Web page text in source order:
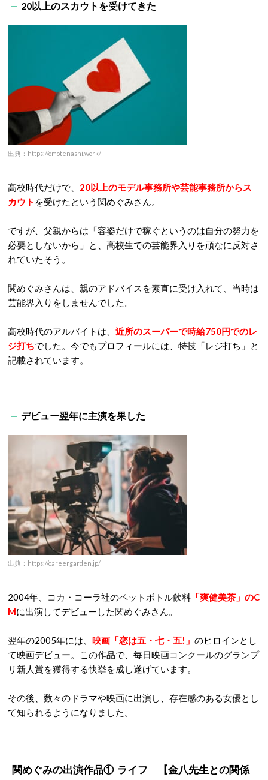
20以上のスカウトを受けてきた
出典：https://omotenashi.work/
高校時代だけで、 20以上のモデル事務所や芸能事務所からス
カウト を受けたという関めぐみさん。
ですが、父親からは「容姿だけで稼ぐというのは自分の努力を
必要としないから」と、高校生での芸能界入りを頑なに反対さ
れていたそう。
関めぐみさんは、親のアドバイスを素直に受け入れて、当時は
芸能界入りをしませんでした。
高校時代のアルバイトは、 近所のスーパーで時給750円でのレ
ジ打ちでした。今でもプロフィールには、特技「レジ打ち」と
記載されています。
デビュー翌年に主演を果した
出典：https://careergarden.jp/
2004年、コカ・コーラ社のペットボトル飲料 「爽健美茶」のC
Mに出演してデビューした関めぐみさん。
翌年の2005年には、 映画「恋は五・七・五!」 のヒロインとし
て映画デビュー。この作品で、毎日映画コンクールのグランプ
リ新人賞を獲得する快挙を成し遂げています。
その後、数々のドラマや映画に出演し、存在感のある女優とし
て知られるようになりました。
関めぐみの出演作品① ライフ 【金八先生との関係